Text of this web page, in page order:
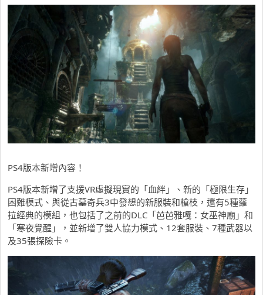
PS4版本新增內容！
PS4版本新增了支援VR虛擬現實的「血絆」、新的「極限生存」
困難模式、與從古墓奇兵3中發想的新服裝和槍枝，還有5種蘿
拉經典的模組，也包括了之前的DLC「芭芭雅嘎：女巫神廟」和
「寒夜覺醒」，並新增了雙人協力模式、12套服裝、7種武器以
及35張探險卡。